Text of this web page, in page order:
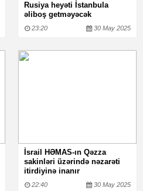
Rusiya heyəti İstanbula
əliboş getməyəcək
23:20 30 May 2025
İsrail HƏMAS-ın Qəzza
sakinləri üzərində nəzarəti
itirdiyinə inanır
22:40 30 May 2025